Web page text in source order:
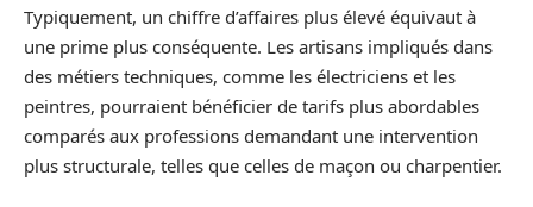
Typiquement, un chiffre d’affaires plus élevé équivaut à
une prime plus conséquente. Les artisans impliqués dans
des métiers techniques, comme les électriciens et les
peintres, pourraient bénéficier de tarifs plus abordables
comparés aux professions demandant une intervention
plus structurale, telles que celles de maçon ou charpentier.